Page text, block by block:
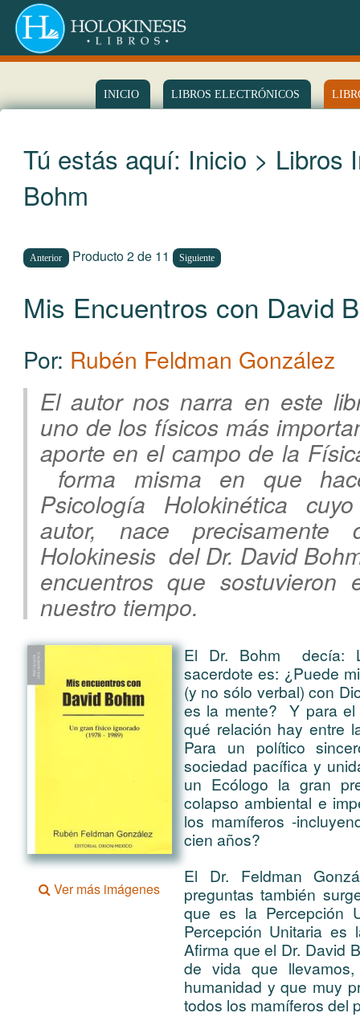
INICIO LIBROS ELECTRÓNICOS
Tú estás aquí: Inicio > Libros
Bohm
Anterior Producto 2 de 11 Siguiente
Mis Encuentros con David
Por: Rubén Feldman González
El autor nos narra en este
uno de los físicos más
aporte en el campo de la
forma misma en que
Psicología Holokinética
autor, nace
Holokinesis del Dr. David
encuentros que sostuvieron
nuestro tiempo.
Ver más imágenes
El Dr. Bohm decía:
sacerdote es: ¿Puede
(y no sólo verbal) con
es la mente? Y para
qué relación hay entre
Para un político
sociedad pacífica y
un Ecólogo la gran
colapso ambiental e
los mamíferos -
cien años?
El Dr. Feldman
preguntas también
que es la Percepción
Percepción Unitaria es
Afirma que el Dr. David
de vida que
humanidad y que muy
todos los mamíferos del